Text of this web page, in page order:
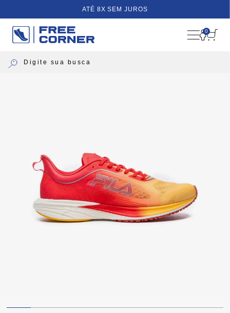
ATÉ 8X SEM JUROS
0